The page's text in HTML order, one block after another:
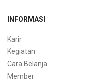
INFORMASI
Karir
Kegiatan
Cara Belanja
Member